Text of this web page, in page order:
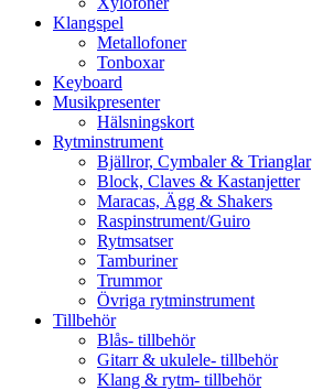
Klangspel
Metallofoner
Tonboxar
Keyboard
Musikpresenter
Hälsningskort
Rytminstrument
Bjällror, Cymbaler & Trianglar
Block, Claves & Kastanjetter
Maracas, Ägg & Shakers
Raspinstrument/Guiro
Rytmsatser
Tamburiner
Trummor
Övriga rytminstrument
Tillbehör
Blås- tillbehör
Gitarr & ukulele- tillbehör
Klang & rytm- tillbehör